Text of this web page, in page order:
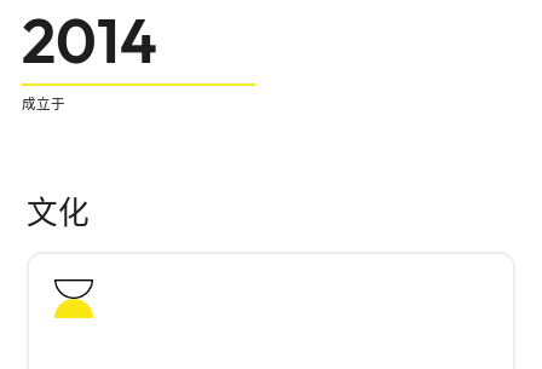
2014
成立于
文化